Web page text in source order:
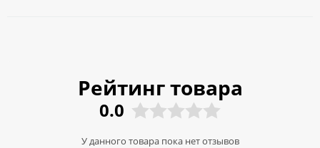
Рейтинг товара
0.0
У данного товара пока нет отзывов